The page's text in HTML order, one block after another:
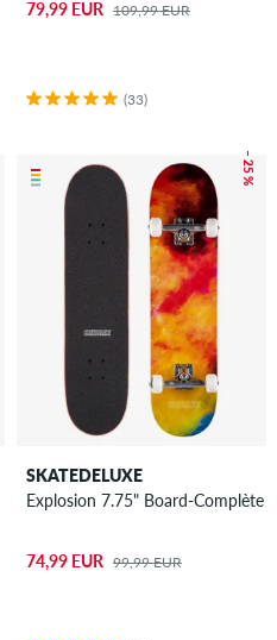
79,99 EUR 109,99 EUR
(33)
– 25 %
SKATEDELUXE
Explosion 7.75" Board-Complète
74,99 EUR 99,99 EUR